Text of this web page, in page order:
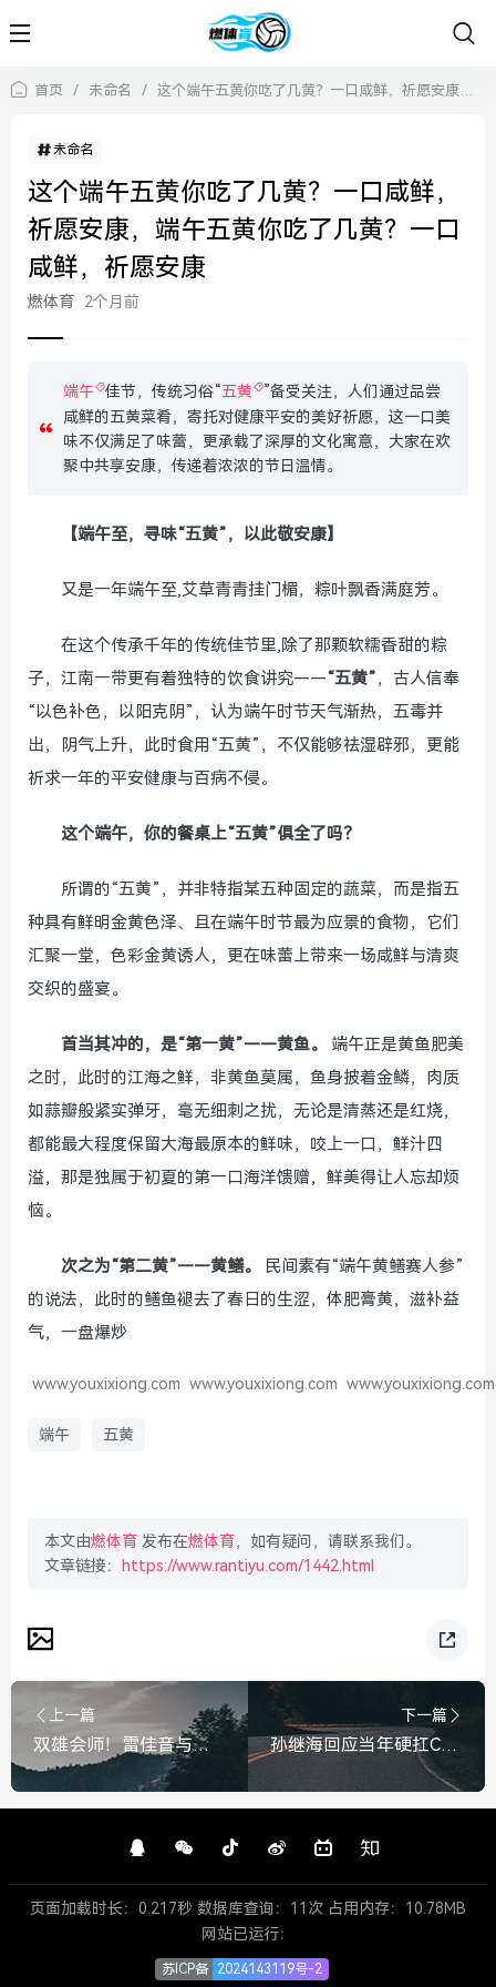
首页 / 未命名 / 这个端午五黄你吃了几黄？一口咸鲜，祈愿安康，端午五黄你吃了几黄？一口咸鲜，祈愿安康
未命名
这个端午五黄你吃了几黄？一口咸鲜，
祈愿安康，端午五黄你吃了几黄？一口
咸鲜，祈愿安康
燃体育 2个月前
端午 佳节，传统习俗“五黄
”备受关注，人们通过品尝
咸鲜的五黄菜肴，寄托对健康平安的美好祈愿，这一口美
味不仅满足了味蕾，更承载了深厚的文化寓意，大家在欢
聚中共享安康，传递着浓浓的节日温情。
【端午至，寻味“五黄”，以此敬安康】
又是一年端午至,艾草青青挂门楣，粽叶飘香满庭芳。
在这个传承千年的传统佳节里,除了那颗软糯香甜的粽
子，江南一带更有着独特的饮食讲究——“五黄”，古人信奉
“以色补色，以阳克阴”，认为端午时节天气渐热，五毒并
出，阴气上升，此时食用“五黄”，不仅能够祛湿辟邪，更能
祈求一年的平安健康与百病不侵。
这个端午，你的餐桌上“五黄”俱全了吗？
所谓的“五黄”，并非特指某五种固定的蔬菜，而是指五
种具有鲜明金黄色泽、且在端午时节最为应景的食物，它们
汇聚一堂，色彩金黄诱人，更在味蕾上带来一场咸鲜与清爽
交织的盛宴。
首当其冲的，是“第一黄”——黄鱼。
端午正是黄鱼肥美
之时，此时的江海之鲜，非黄鱼莫属，鱼身披着金鳞，肉质
如蒜瓣般紧实弹牙，毫无细刺之扰，无论是清蒸还是红烧，
都能最大程度保留大海最原本的鲜味，咬上一口，鲜汁四
溢，那是独属于初夏的第一口海洋馈赠，鲜美得让人忘却烦
恼。
次之为“第二黄”——黄鳝。
民间素有“端午黄鳝赛人参”
的说法，此时的鳝鱼褪去了春日的生涩，体肥膏黄，滋补益
气，一盘爆炒
www.youxixiong.com www.youxixiong.com www.youxixiong.com
端午 五黄
本文由燃体育 发布在燃体育，如有疑问，请联系我们。
文章链接：
https://www.rantiyu.com/1442.html
上一篇
双雄会师！雷佳音与胡歌的首次合作，是上海双煞还是最佳损友？雷佳音胡歌首次合作！双雄会师，是上海双煞还是最佳损友？
下一篇
孙继海回应当年硬扛C罗，那场硬仗是对手更是榜样，孙继海回应当年硬扛C罗，那场硬仗，C罗更是榜样
页面加载时长：0.217秒 数据库查询：11次 占用内存：10.78MB
网站已运行：
苏ICP备 2024143119号-2